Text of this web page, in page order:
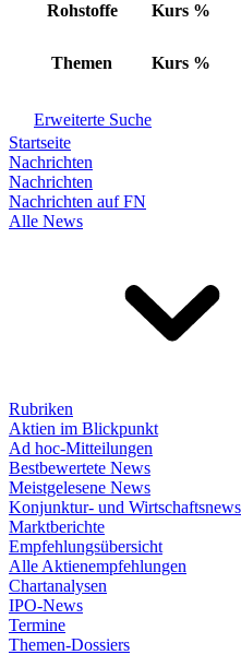
Rohstoffe Kurs %
Themen Kurs %
Erweiterte Suche
Startseite
Nachrichten
Nachrichten
Nachrichten auf FN
Alle News
Rubriken
Aktien im Blickpunkt
Ad hoc-Mitteilungen
Bestbewertete News
Meistgelesene News
Konjunktur- und Wirtschaftsnews
Marktberichte
Empfehlungsübersicht
Alle Aktienempfehlungen
Chartanalysen
IPO-News
Termine
Themen-Dossiers